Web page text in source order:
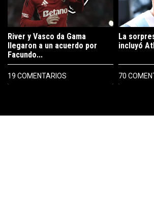
River y Vasco da Gama
llegaron a un acuerdo por
Facundo...
19 COMENTARIOS
La
incluyó
70